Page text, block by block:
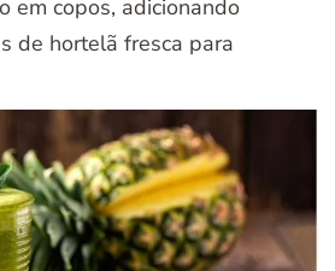
em copos, adicionando
de hortelã fresca para